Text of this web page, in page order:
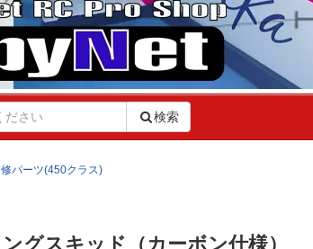
検索
パーツ(450クラス)
グスキッド（カーボン仕様）